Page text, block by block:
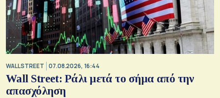
WALL STREET 07.08.2026, 16:44
Wall Street: Ράλι μετά το σήμα από την
απασχόληση